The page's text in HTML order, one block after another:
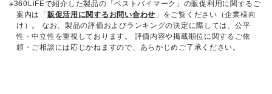
※360LiFEで紹介した製品の「ベストバイマーク」の販促利用に関するご
案内は「販促活用に関するお問い合わせ 」をご覧ください（企業様向
け）。 なお、製品の評価およびランキングの決定に際しては、公平
性・中立性を重視しております。 評価内容や掲載順位に関するご依
頼・ご相談には応じかねますので、あらかじめご了承ください。